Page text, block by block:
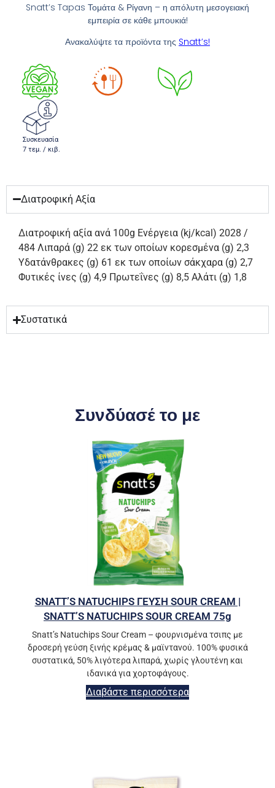
Snatt’s Tapas Τομάτα & Ρίγανη – η απόλυτη μεσογειακή
εμπειρία σε κάθε μπουκιά!
Ανακαλύψτε τα προϊόντα της Snatt’s!
Συσκευασία
7 τεμ. / κιβ.
Διατροφική Αξία
Διατροφική αξία ανά 100g Ενέργεια (kj/kcal) 2028 /
484 Λιπαρά (g) 22 εκ των οποίων κορεσμένα (g) 2,3
Υδατάνθρακες (g) 61 εκ των οποίων σάκχαρα (g) 2,7
Φυτικές ίνες (g) 4,9 Πρωτεΐνες (g) 8,5 Αλάτι (g) 1,8
Συστατικά
Συνδύασέ το με
SNATT’S NATUCHIPS ΓΕΥΣΗ SOUR CREAM |
SNATT’S NATUCHIPS SOUR CREAM 75g
Snatt’s Natuchips Sour Cream – φουρνισμένα τσιπς με
δροσερή γεύση ξινής κρέμας & μαϊντανού. 100% φυσικά
συστατικά, 50% λιγότερα λιπαρά, χωρίς γλουτένη και
ιδανικά για χορτοφάγους.
Διαβάστε περισσότερα